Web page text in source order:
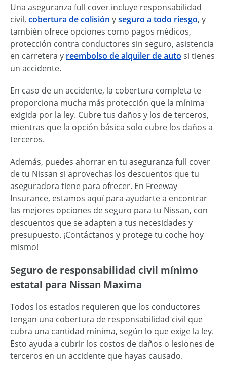
Una aseguranza full cover incluye responsabilidad
civil, cobertura de colisión yseguro a todo riesgo, y
también ofrece opciones como pagos médicos,
protección contra conductores sin seguro, asistencia
en carretera y reembolso de alquiler de auto si tienes
un accidente.
En caso de un accidente, la cobertura completa te
proporciona mucha más protección que la mínima
exigida por la ley. Cubre tus daños y los de terceros,
mientras que la opción básica solo cubre los daños a
terceros.
Además, puedes ahorrar en tu aseguranza full cover
de tu Nissan si aprovechas los descuentos que tu
aseguradora tiene para ofrecer. En Freeway
Insurance, estamos aquí para ayudarte a encontrar
las mejores opciones de seguro para tu Nissan, con
descuentos que se adapten a tus necesidades y
presupuesto. ¡Contáctanos y protege tu coche hoy
mismo!
Seguro de responsabilidad civil mínimo
estatal para Nissan Maxima
Todos los estados requieren que los conductores
tengan una cobertura de responsabilidad civil que
cubra una cantidad mínima, según lo que exige la ley.
Esto ayuda a cubrir los costos de daños o lesiones de
terceros en un accidente que hayas causado.